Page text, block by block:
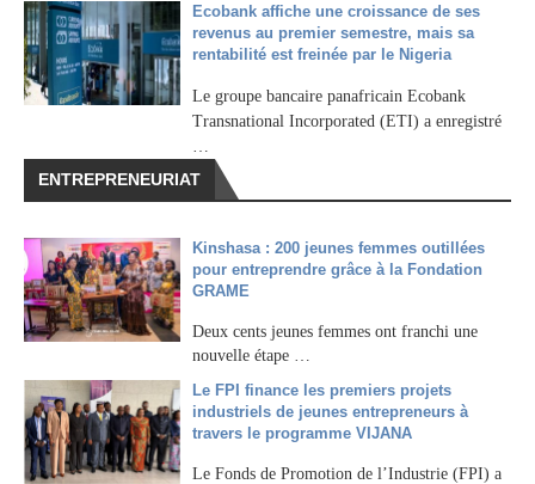
Ecobank affiche une croissance de ses
revenus au premier semestre, mais sa
rentabilité est freinée par le Nigeria
Le groupe bancaire panafricain Ecobank
Transnational Incorporated (ETI) a enregistré
ENTREPRENEURIAT
Kinshasa : 200 jeunes femmes outillées
pour entreprendre grâce à la Fondation
GRAME
Deux cents jeunes femmes ont franchi une
nouvelle étape …
Le FPI finance les premiers projets
industriels de jeunes entrepreneurs à
travers le programme VIJANA
Le Fonds de Promotion de l’Industrie (FPI) a